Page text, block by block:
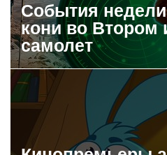
События
кони во Втором
самолет